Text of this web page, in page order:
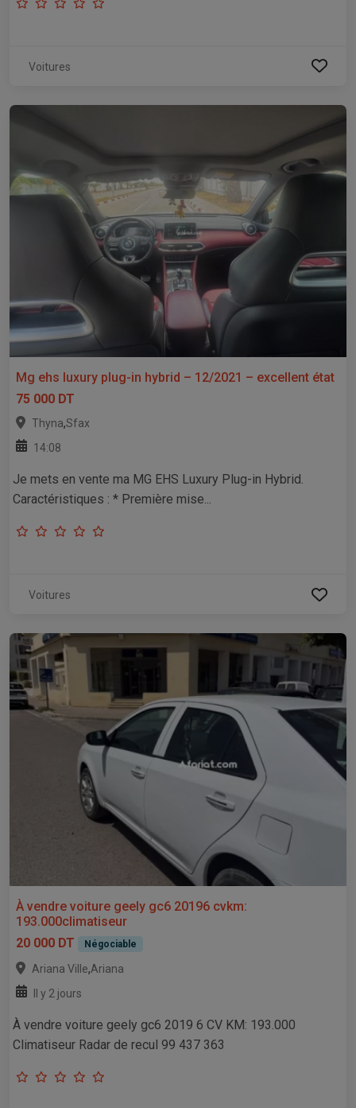
Voitures
Mg ehs luxury plug-in hybrid – 12/2021 – excellent état
75 000 DT
Thyna,Sfax
14:08
Je mets en vente ma MG EHS Luxury Plug-in Hybrid.
Caractéristiques : * Première mise...
Voitures
À vendre voiture geely gc6 20196 cvkm:
193.000climatiseur
20 000 DT
Négociable
Ariana Ville,Ariana
Il y 2 jours
À vendre voiture geely gc6 2019 6 CV KM: 193.000
Climatiseur Radar de recul 99 437 363